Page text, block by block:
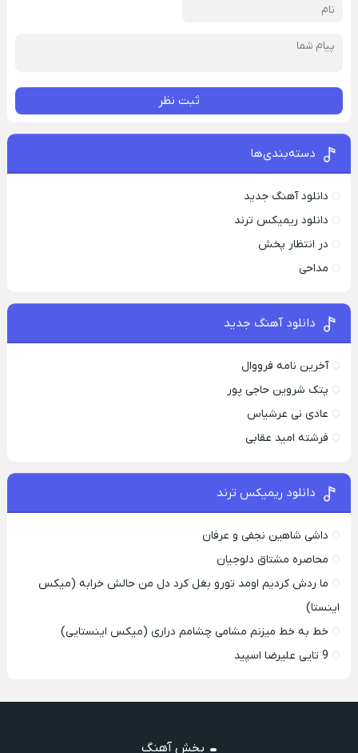
ثبت نظر
دسته‌بندی‌ها
دانلود آهنگ جدید
دانلود ریمیکس ترند
در انتظار پخش
مداحی
دانلود آهنگ جدید
آخرین نامه فرووال
پتک شروین حاجی پور
عادی نی عرشیاس
فرشته امید عقابی
دانلود ریمیکس ترند
داشی شاهین نجفی و عرفان
محاصره مشتاق دلوجیان
ما ردش کردیم اومد تورو بغل کرد دل من حالش خرابه (میکس
اینستا)
خط به خط میزنم مشامی چشامم دراری (میکس اینستایی)
9 تایی علیرضا اسپید
پخش آهنگ